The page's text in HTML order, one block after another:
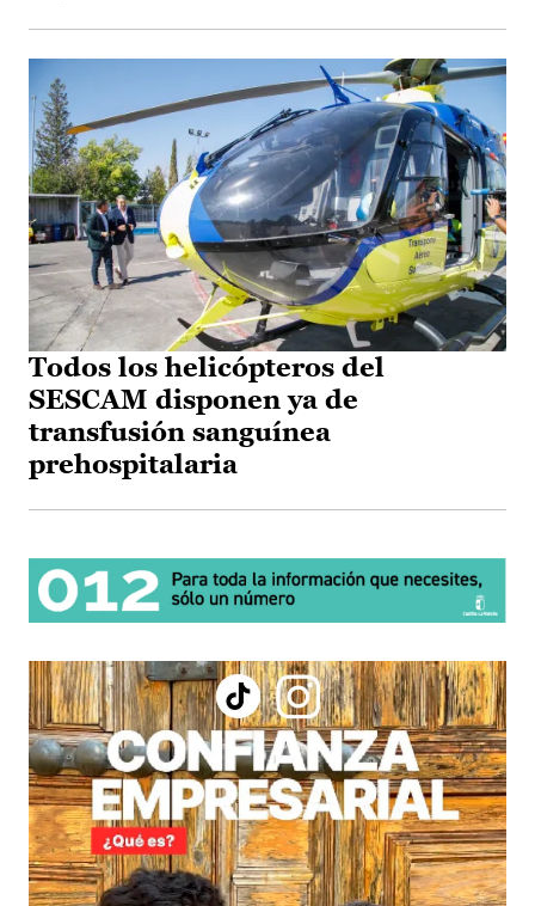
Todos los helicópteros del
SESCAM disponen ya de
transfusión sanguínea
prehospitalaria